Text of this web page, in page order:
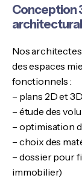
Conception
architectural
Nos
des espaces
fonctionnels :
– plans 2D et 3D
– étude des
– optimisation
– choix des
– dossier pour
immobilier)